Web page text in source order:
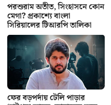
পরশুরাম অতীত, সিংহাসনে কোন
মেগা? প্রকাশ্যে বাংলা
সিরিয়ালের টিআরপি তালিকা
ফের বড়পর্দায় টেলি পাড়ার